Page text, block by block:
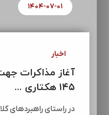
۱۴۰۴-۰۷-۰۱
اخبار
آغاز مذاکرات
۱۴۵ هکتاری ...
در راستای راهبردهای